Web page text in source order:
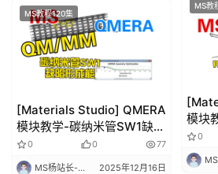
MS教
模块
胺)
化-2
0
MS
MS教程120集
[Materials Studio] QMERA
模块教学-碳纳米管SW1缺陷
形成能的QM/MM计算-1 | 理
论计算 华算科技
0 0 77
MS杨站长-华算科技 2025年12月16日